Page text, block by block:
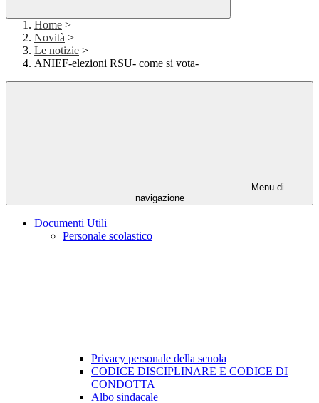
Home >
Novità >
Le notizie >
ANIEF-elezioni RSU- come si vota-
Menu di
navigazione
Documenti Utili
Personale scolastico
Privacy personale della scuola
CODICE DISCIPLINARE E CODICE DI
CONDOTTA
Albo sindacale